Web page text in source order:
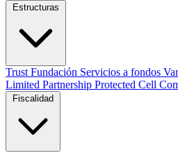
Trust Fundación Servicios a fondos
Limited Partnership Protected Cell